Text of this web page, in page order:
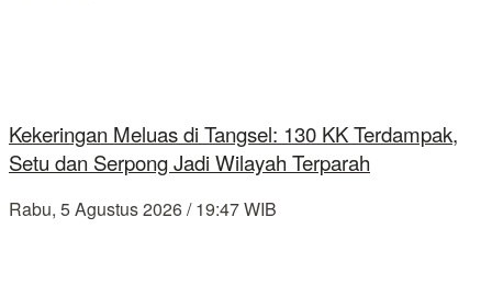
Kekeringan Meluas di Tangsel: 130 KK Terdampak,
Setu dan Serpong Jadi Wilayah Terparah
Rabu, 5 Agustus 2026 / 19:47 WIB